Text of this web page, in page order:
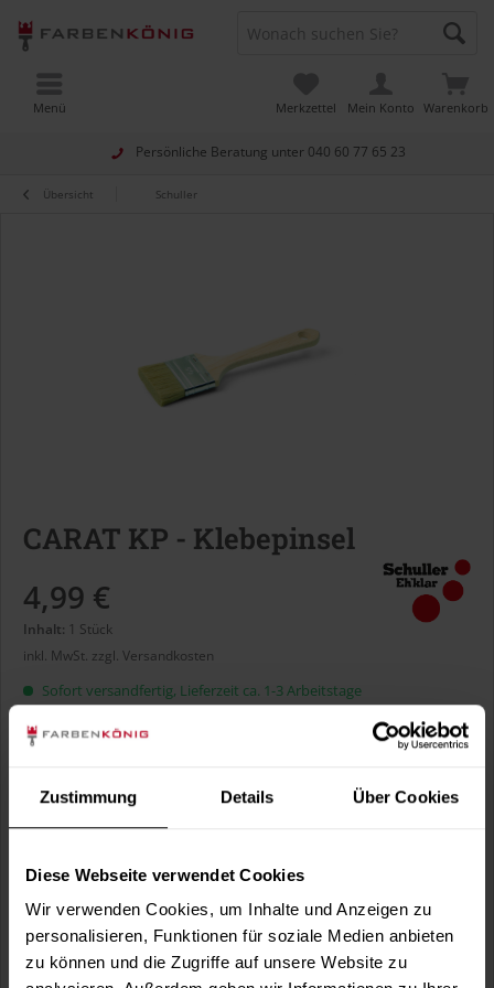
Zustimmung Details Über Cookies
Diese Webseite verwendet Cookies
Wir verwenden Cookies, um Inhalte und Anzeigen zu
personalisieren, Funktionen für soziale Medien anbieten
zu können und die Zugriffe auf unsere Website zu
Persönliche Beratung unter 040 60 77 65 23
Warenkorb
Merkzettel Mein Konto
Menü
Übersicht Schuller
CARAT KP - Klebepinsel
4,99 €
Inhalt: 1 Stück
inkl. MwSt. zzgl. Versandkosten
Sofort versandfertig, Lieferzeit ca. 1-3 Arbeitstage
Borstenbreite:
Merken Fragen zum Artikel?